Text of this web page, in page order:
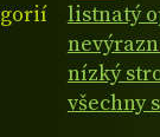
listnatý
nízký
všechny